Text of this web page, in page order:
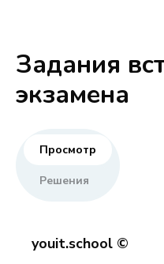
Задания
экзамена
Просмотр
Решения
youit.school ©